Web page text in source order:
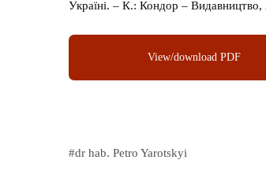
Україні. – К.: Кондор –
View/download PDF
#dr hab. Petro Yarotskyi